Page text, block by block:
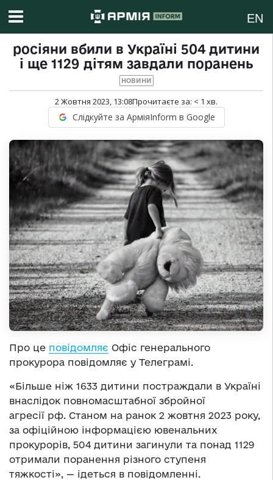
EN
росіяни вбили в Україні 504 дитини
і ще 1129 дітям завдали поранень
НОВИНИ
2 Жовтня 2023, 13:08Прочитаєте за: < 1 хв.
Слідкуйте за АрміяInform в Google
Про це повідомляє Офіс генерального
прокурора повідомляє у Телеграмі.
«Більше ніж 1633 дитини постраждали в Україні
внаслідок повномасштабної збройної
агресії рф. Станом на ранок 2 жовтня 2023 року,
за офіційною інформацією ювенальних
прокурорів, 504 дитини загинули та понад 1129
отримали поранення різного ступеня
тяжкості», — ідеться в повідомленні.